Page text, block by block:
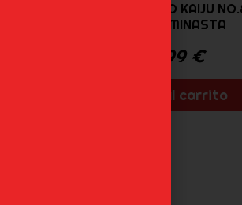
MINA ASHIRO KAIJU
SEGA LUMINASTA
42,99 €
Añadir al carrito